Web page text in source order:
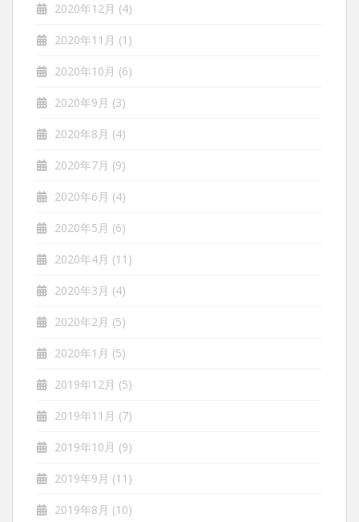
2020年12月 (4)
2020年11月 (1)
2020年10月 (6)
2020年9月 (3)
2020年8月 (4)
2020年7月 (9)
2020年6月 (4)
2020年5月 (6)
2020年4月 (11)
2020年3月 (4)
2020年2月 (5)
2020年1月 (5)
2019年12月 (5)
2019年11月 (7)
2019年10月 (9)
2019年9月 (11)
2019年8月 (10)